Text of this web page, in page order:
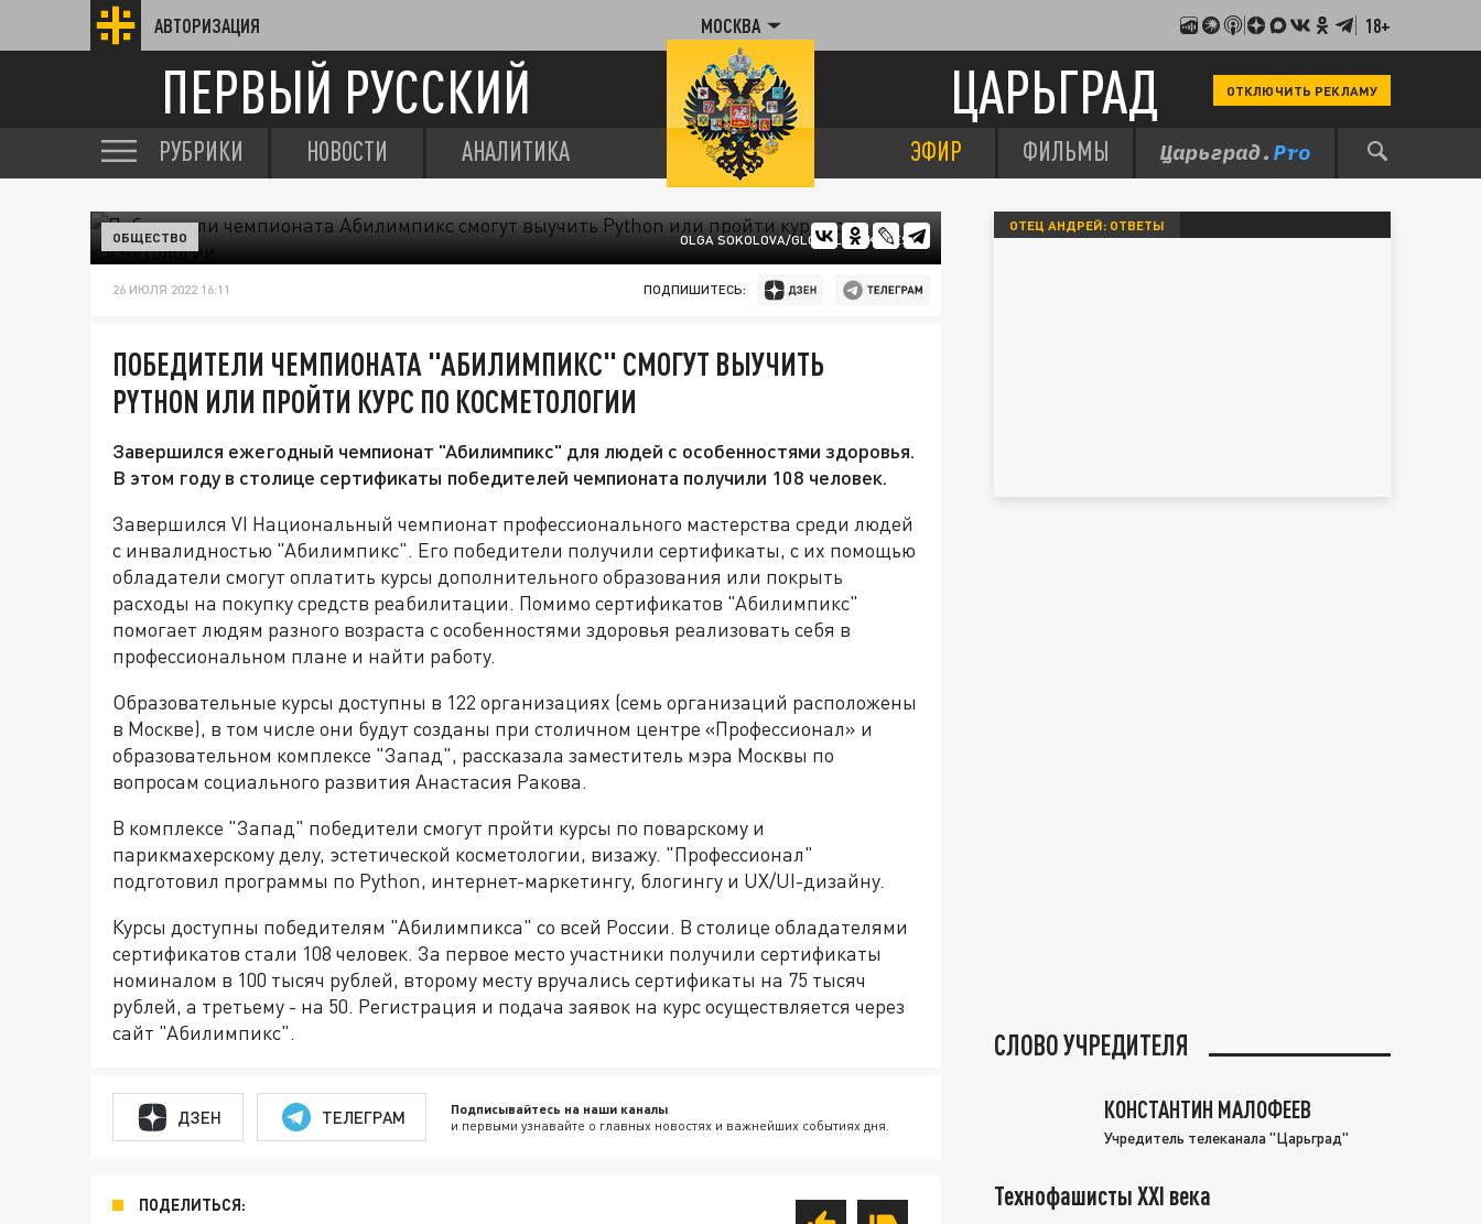
АВТОРИЗАЦИЯ МОСКВА 18+
ПЕРВЫЙ РУССКИЙ ЦАРЬГРАД ОТКЛЮЧИТЬ РЕКЛАМУ
РУБРИКИ НОВОСТИ АНАЛИТИКА ЭФИР ФИЛЬМЫ
OLGA SOKOLOVA/GLOBALLOOKPRESS
ОБЩЕСТВО
26 ИЮЛЯ 2022 16:11 ПОДПИШИТЕСЬ:
ПОБЕДИТЕЛИ ЧЕМПИОНАТА "АБИЛИМПИКС" СМОГУТ ВЫУЧИТЬ
PYTHON ИЛИ ПРОЙТИ КУРС ПО КОСМЕТОЛОГИИ
Завершился ежегодный чемпионат "Абилимпикс" для людей с особенностями здоровья.
В этом году в столице сертификаты победителей чемпионата получили 108 человек.
Завершился VI Национальный чемпионат профессионального мастерства среди людей
с инвалидностью "Абилимпикс". Его победители получили сертификаты, с их помощью
обладатели смогут оплатить курсы дополнительного образования или покрыть
расходы на покупку средств реабилитации. Помимо сертификатов "Абилимпикс"
помогает людям разного возраста с особенностями здоровья реализовать себя в
профессиональном плане и найти работу.
Образовательные курсы доступны в 122 организациях (семь организаций расположены
в Москве), в том числе они будут созданы при столичном центре «Профессионал» и
образовательном комплексе "Запад", рассказала заместитель мэра Москвы по
вопросам социального развития Анастасия Ракова.
В комплексе "Запад" победители смогут пройти курсы по поварскому и
парикмахерскому делу, эстетической косметологии, визажу. "Профессионал"
подготовил программы по Python, интернет-маркетингу, блогингу и UX/UI-дизайну.
Курсы доступны победителям "Абилимпикса" со всей России. В столице обладателями
сертификатов стали 108 человек. За первое место участники получили сертификаты
номиналом в 100 тысяч рублей, второму месту вручались сертификаты на 75 тысяч
рублей, а третьему - на 50. Регистрация и подача заявок на курс осуществляется через
сайт "Абилимпикс".
ДЗЕН ТЕЛЕГРАМ Подписывайтесь на наши каналы
и первыми узнавайте о главных новостях и важнейших событиях дня.
ПОДЕЛИТЬСЯ:
ОТЕЦ АНДРЕЙ: ОТВЕТЫ
СЛОВО УЧРЕДИТЕЛЯ
КОНСТАНТИН МАЛОФЕЕВ
Учредитель телеканала "Царьград"
Технофашисты XXI века